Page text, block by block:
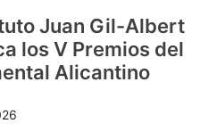
Juan Gil-Albert
los V Premios del
Alicantino